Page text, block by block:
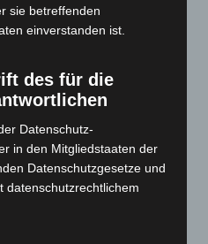
sie betreffenden
einverstanden ist.
des für die
Datenschutz-
in den Mitgliedstaaten der
Datenschutzgesetze und
datenschutzrechtlichem